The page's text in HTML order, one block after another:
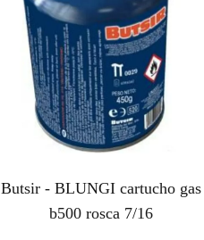
Butsir - BLUNGI cartucho gas
b500 rosca 7/16